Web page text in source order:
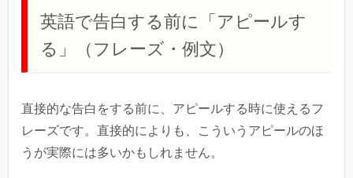
英語で告白する前に「アピールす
る」（フレーズ・例文）
直接的な告白をする前に、アピールする時に使えるフ
レーズです。直接的によりも、こういうアピールのほ
うが実際には多いかもしれません。